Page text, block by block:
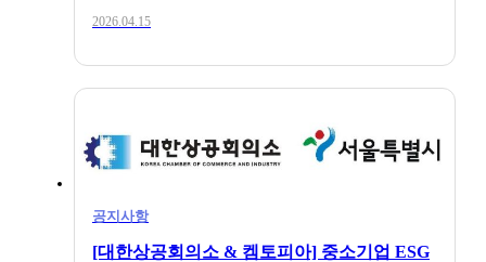
2026.04.15
공지사항
[대한상공회의소 & 켐토피아] 중소기업 ESG